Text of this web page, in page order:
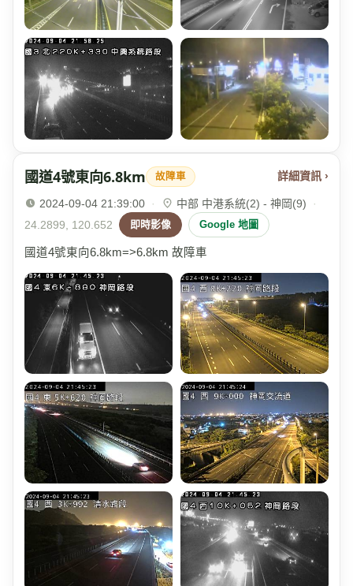
國道4號東向6.8km 故障車 詳細資訊 ›
2024-09-04 21:39:00 · 中部 中港系統(2) - 神岡(9)
·
24.2899, 120.652
即時影像 Google 地圖
國道4號東向6.8km=>6.8km 故障車